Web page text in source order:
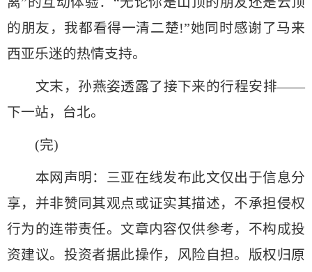
的朋友，我都看得一清二楚!”她同时感谢了马来
西亚乐迷的热情支持。
文末，孙燕姿透露了接下来的行程安排——
下一站，台北。
(完)
本网声明：三亚在线发布此文仅出于信息分
享，并非赞同其观点或证实其描述，不承担侵权
行为的连带责任。文章内容仅供参考，不构成投
资建议。投资者据此操作，风险自担。版权归原